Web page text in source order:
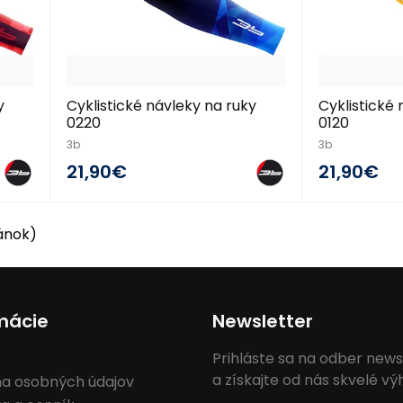
Cyklistické návleky na ruky
0220
3b
21,90€
Cyklistické
0120
3b
21,90€
osobných údajov
Newsletter
Prihláste sa na odber
a získajte od nás skvelé